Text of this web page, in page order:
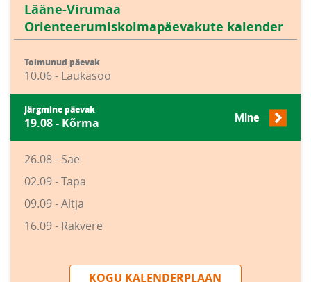
Lääne-Virumaa
Orienteerumiskolmapäevakute kalender
Toimunud päevak
10.06 - Laukasoo
Järgmine päevak
19.08 - Kõrma Mine
26.08 - Sae
02.09 - Tapa
09.09 - Altja
16.09 - Rakvere
KOGU KALENDERPLAAN